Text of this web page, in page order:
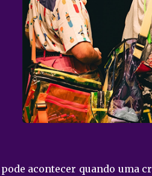
pode acontecer quando uma